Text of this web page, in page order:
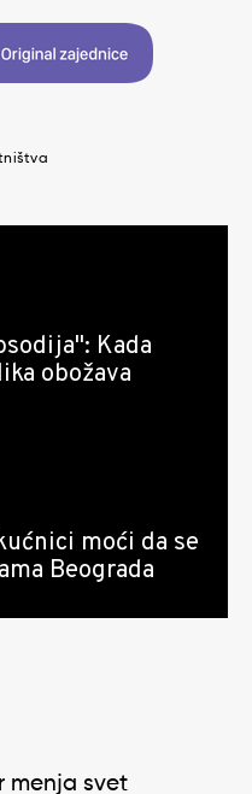
Kada
obožava
moći da se
Beograda
menja svet